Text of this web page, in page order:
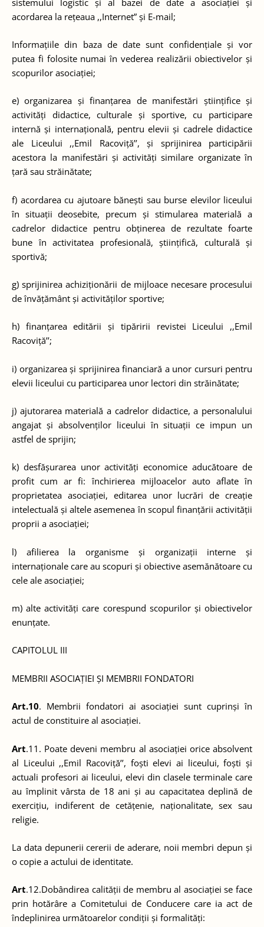
acordarea la rețeaua ,,Internet” și E-mail;
Informațiile din baza de date sunt confidențiale și vor
putea fi folosite numai în vederea realizării obiectivelor și
scopurilor asociației;
e) organizarea și finanțarea de manifestări științifice și
activități didactice, culturale și sportive, cu participare
internă și internațională, pentru elevii și cadrele didactice
ale Liceului ,,Emil Racoviță’’, și sprijinirea participării
acestora la manifestări și activități similare organizate în
țară sau străinătate;
f) acordarea cu ajutoare bănești sau burse elevilor liceului
în situații deosebite, precum și stimularea materială a
cadrelor didactice pentru obținerea de rezultate foarte
bune în activitatea profesională, științifică, culturală și
sportivă;
g) sprijinirea achiziționării de mijloace necesare procesului
de învățământ și activităților sportive;
h) finanțarea editării și tipăririi revistei Liceului ,,Emil
Racoviță’’;
i) organizarea și sprijinirea financiară a unor cursuri pentru
elevii liceului cu participarea unor lectori din străinătate;
j) ajutorarea materială a cadrelor didactice, a personalului
angajat și absolvenților liceului în situații ce impun un
astfel de sprijin;
k) desfășurarea unor activități economice aducătoare de
profit cum ar fi: închirierea mijloacelor auto aflate în
proprietatea asociației, editarea unor lucrări de creație
intelectuală și altele asemenea în scopul finanțării activității
proprii a asociației;
l) afilierea la organisme și organizații interne și
internaționale care au scopuri și obiective asemănătoare cu
cele ale asociației;
m) alte activități care corespund scopurilor și obiectivelor
enunțate.
CAPITOLUL III
MEMBRII ASOCIAȚIEI ȘI MEMBRII FONDATORI
Art.10. Membrii fondatori ai asociației sunt cuprinși în
actul de constituire al asociației.
Art.11. Poate deveni membru al asociației orice absolvent
al Liceului ,,Emil Racoviță’’, foști elevi ai liceului, foști și
actuali profesori ai liceului, elevi din clasele terminale care
au împlinit vârsta de 18 ani și au capacitatea deplină de
exercițiu, indiferent de cetățenie, naționalitate, sex sau
religie.
La data depunerii cererii de aderare, noii membri depun și
o copie a actului de identitate.
Art.12.Dobândirea calității de membru al asociației se face
prin hotărâre a Comitetului de Conducere care ia act de
îndeplinirea următoarelor condiții și formalități: